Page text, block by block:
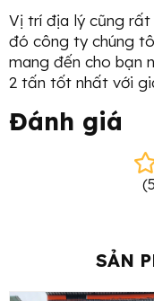
Vị trí địa lý cũng rất
đó công ty chúng
mang đến cho bạn
2 tấn tốt nhất với
Đánh giá
(
SẢN